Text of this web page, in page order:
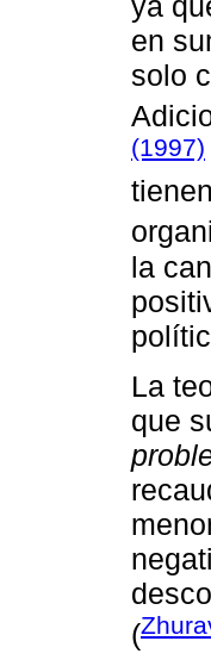
en
solo
(1997)
la
La
que
(